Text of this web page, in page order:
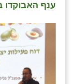
ענף האבוקדו